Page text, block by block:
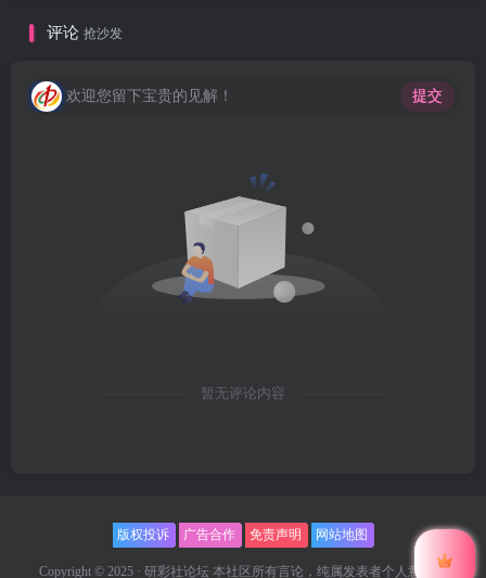
评论 抢沙发
欢迎您留下宝贵的见解！ 提交
暂无评论内容
版权投诉 广告合作 免责声明 网站地图
Copyright © 2025 · 研彩社论坛 本社区所有言论，纯属发表者个人意见，